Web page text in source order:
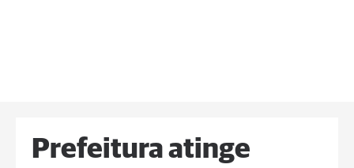
Prefeitura atinge